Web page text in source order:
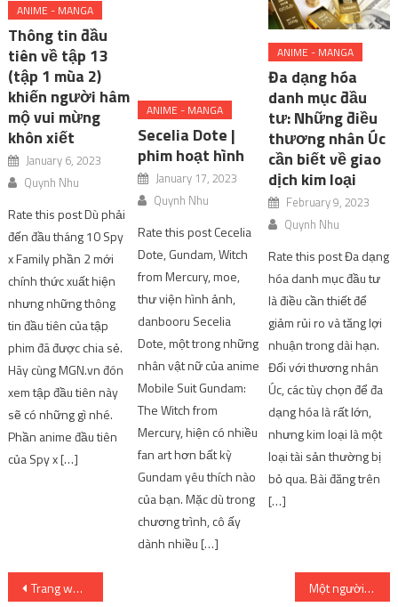
ANIME - MANGA
Thông tin đầu
tiên về tập 13
(tập 1 mùa 2)
khiến người hâm
mộ vui mừng
khôn xiết
January 6, 2023
Quynh Nhu
Rate this post Dù phải
đến đầu tháng 10 Spy
x Family phần 2 mới
chính thức xuất hiện
nhưng những thông
tin đầu tiên của tập
phim đã được chia sẻ.
Hãy cùng MGN.vn đón
xem tập đầu tiên này
sẽ có những gì nhé.
Phần anime đầu tiên
của Spy x […]
ANIME - MANGA
Secelia Dote |
phim hoạt hình
January 17, 2023
Quynh Nhu
Rate this post Cecelia
Dote, Gundam, Witch
from Mercury, moe,
thư viện hình ảnh,
danbooru Secelia
Dote, một trong những
nhân vật nữ của anime
Mobile Suit Gundam:
The Witch from
Mercury, hiện có nhiều
fan art hơn bất kỳ
Gundam yêu thích nào
của bạn. Mặc dù trong
chương trình, cô ấy
dành nhiều […]
ANIME - MANGA
Đa dạng hóa
danh mục đầu
tư: Những điều
thương nhân Úc
cần biết về giao
dịch kim loại
February 9, 2023
Quynh Nhu
Rate this post Đa dạng
hóa danh mục đầu tư
là điều cần thiết để
giảm rủi ro và tăng lợi
nhuận trong dài hạn.
Đối với thương nhân
Úc, các tùy chọn để đa
dạng hóa là rất lớn,
nhưng kim loại là một
loại tài sản thường bị
bỏ qua. Bài đăng trên
[…]
Post
Trang web tải phim và trang web xem trực tuyến mới nhất hàng đầu Một người dùng Twitter gây sốt khi chia sẻ ‘thủ thuật’ lồng ghép thiết kế của Among Us vào đôi mắt của một nhân vật Anime